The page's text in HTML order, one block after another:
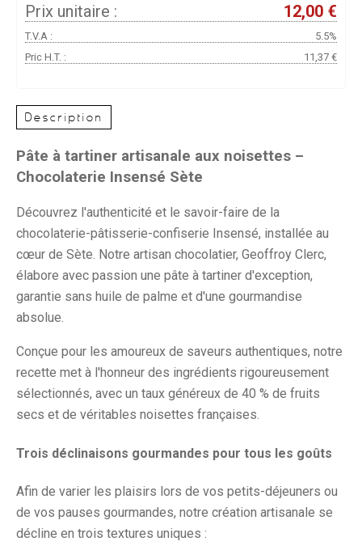
Prix unitaire : 12,00 €
T.V.A :
5.5%
Pric H.T. :
11,37 €
Description
Pâte à tartiner artisanale aux noisettes –
Chocolaterie Insensé Sète
Découvrez l'authenticité et le savoir-faire de la
chocolaterie-pâtisserie-confiserie Insensé, installée au
cœur de Sète. Notre artisan chocolatier, Geoffroy Clerc,
élabore avec passion une pâte à tartiner d'exception,
garantie sans huile de palme et d'une gourmandise
absolue.
Conçue pour les amoureux de saveurs authentiques, notre
recette met à l'honneur des ingrédients rigoureusement
sélectionnés, avec un taux généreux de 40 % de fruits
secs et de véritables noisettes françaises.
Trois déclinaisons gourmandes pour tous les goûts
Afin de varier les plaisirs lors de vos petits-déjeuners ou
de vos pauses gourmandes, notre création artisanale se
décline en trois textures uniques :